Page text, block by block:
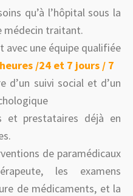
qu’à l’hôpital sous la
médecin traitant.
avec une équipe qualifiée
/24 et 7 jours / 7
d’un suivi social et d’un
et prestataires déjà en
de paramédicaux
les examens
de médicaments, et la